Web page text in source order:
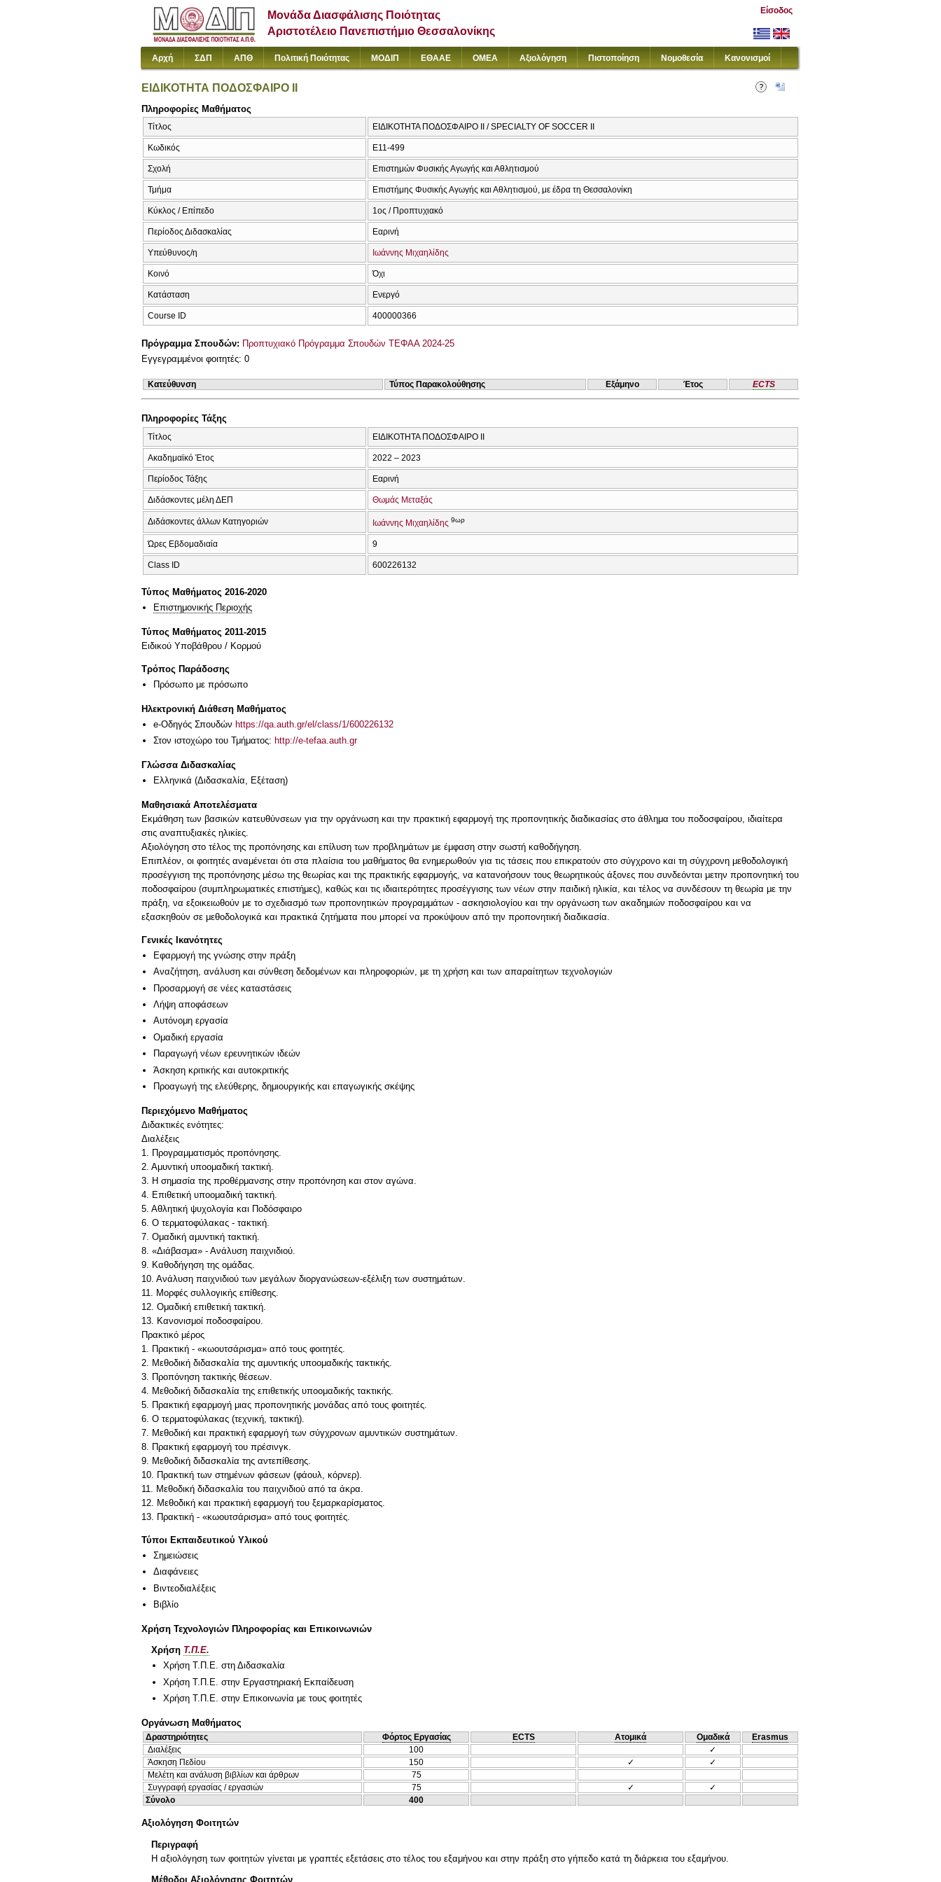
Μονάδα Διασφάλισης Ποιότητας
Αριστοτέλειο Πανεπιστήμιο Θεσσαλονίκης
Είσοδος
Αρχή ΣΔΠ ΑΠΘ Πολιτική Ποιότητας ΜΟΔΙΠ ΕΘΑΑΕ ΟΜΕΑ Αξιολόγηση Πιστοποίηση Νομοθεσία Κανονισμοί
ΕΙΔΙΚΟΤΗΤΑ ΠΟΔΟΣΦΑΙΡΟ ΙΙ
Πληροφορίες Μαθήματος
Τίτλος ΕΙΔΙΚΟΤΗΤΑ ΠΟΔΟΣΦΑΙΡΟ ΙΙ / SPECIALTY OF SOCCER II
Κωδικός E11-499
Σχολή Επιστημών Φυσικής Αγωγής και Αθλητισμού
Τμήμα Επιστήμης Φυσικής Αγωγής και Αθλητισμού, με έδρα τη Θεσσαλονίκη
Κύκλος / Επίπεδο 1ος / Προπτυχιακό
Περίοδος Διδασκαλίας Εαρινή
Υπεύθυνος/η Ιωάννης Μιχαηλίδης
Κοινό Όχι
Κατάσταση Ενεργό
Course ID 400000366
Πρόγραμμα Σπουδών: Προπτυχιακό Πρόγραμμα Σπουδών ΤΕΦΑΑ 2024-25
Εγγεγραμμένοι φοιτητές: 0
Κατεύθυνση Τύπος Παρακολούθησης Εξάμηνο Έτος ECTS
Πληροφορίες Τάξης
Τίτλος ΕΙΔΙΚΟΤΗΤΑ ΠΟΔΟΣΦΑΙΡΟ ΙΙ
Ακαδημαϊκό Έτος 2022 – 2023
Περίοδος Τάξης Εαρινή
Διδάσκοντες μέλη ΔΕΠ Θωμάς Μεταξάς
Διδάσκοντες άλλων Κατηγοριών Ιωάννης Μιχαηλίδης 9ωρ
Ώρες Εβδομαδιαία 9
Class ID 600226132
Τύπος Μαθήματος 2016-2020
Επιστημονικής Περιοχής
Τύπος Μαθήματος 2011-2015
Ειδικού Υποβάθρου / Κορμού
Τρόπος Παράδοσης
Πρόσωπο με πρόσωπο
Ηλεκτρονική Διάθεση Μαθήματος
e-Οδηγός Σπουδών https://qa.auth.gr/el/class/1/600226132
Στον ιστοχώρο του Τμήματος: http://e-tefaa.auth.gr
Γλώσσα Διδασκαλίας
Ελληνικά (Διδασκαλία, Εξέταση)
Μαθησιακά Αποτελέσματα
Εκμάθηση των βασικών κατευθύνσεων για την οργάνωση και την πρακτική εφαρμογή της προπονητικής διαδικασίας στο άθλημα του ποδοσφαίρου, ιδιαίτερα
στις αναπτυξιακές ηλικίες.
Αξιολόγηση στο τέλος της προπόνησης και επίλυση των προβλημάτων με έμφαση στην σωστή καθοδήγηση.
Επιπλέον, οι φοιτητές αναμένεται ότι στα πλαίσια του μαθήματος θα ενημερωθούν για τις τάσεις που επικρατούν στο σύγχρονο και τη σύγχρονη μεθοδολογική
προσέγγιση της προπόνησης μέσω της θεωρίας και της πρακτικής εφαρμογής, να κατανοήσουν τους θεωρητικούς άξονες που συνδεόνται μετην προπονητική του
ποδοσφαίρου (συμπληρωματικές επιστήμες), καθώς και τις ιδιαιτερότητες προσέγγισης των νέων στην παιδική ηλικία, και τέλος να συνδέσουν τη θεωρία με την
πράξη, να εξοικειωθούν με το σχεδιασμό των προπονητικών προγραμμάτων - ασκησιολογίου και την οργάνωση των ακαδημιών ποδοσφαίρου και να
εξασκηθούν σε μεθοδολογικά και πρακτικά ζητήματα που μπορεί να προκύψουν από την προπονητική διαδικασία.
Γενικές Ικανότητες
Εφαρμογή της γνώσης στην πράξη
Αναζήτηση, ανάλυση και σύνθεση δεδομένων και πληροφοριών, με τη χρήση και των απαραίτητων τεχνολογιών
Προσαρμογή σε νέες καταστάσεις
Λήψη αποφάσεων
Αυτόνομη εργασία
Ομαδική εργασία
Παραγωγή νέων ερευνητικών ιδεών
Άσκηση κριτικής και αυτοκριτικής
Προαγωγή της ελεύθερης, δημιουργικής και επαγωγικής σκέψης
Περιεχόμενο Μαθήματος
Διδακτικές ενότητες:
Διαλέξεις
1. Προγραμματισμός προπόνησης.
2. Αμυντική υποομαδική τακτική.
3. Η σημασία της προθέρμανσης στην προπόνηση και στον αγώνα.
4. Επιθετική υποομαδική τακτική.
5. Αθλητική ψυχολογία και Ποδόσφαιρο
6. Ο τερματοφύλακας - τακτική.
7. Ομαδική αμυντική τακτική.
8. «Διάβασμα» - Ανάλυση παιχνιδιού.
9. Καθοδήγηση της ομάδας.
10. Ανάλυση παιχνιδιού των μεγάλων διοργανώσεων-εξέλιξη των συστημάτων.
11. Μορφές συλλογικής επίθεσης.
12. Ομαδική επιθετική τακτική.
13. Κανονισμοί ποδοσφαίρου.
Πρακτικό μέρος
1. Πρακτική - «κωουτσάρισμα» από τους φοιτητές.
2. Μεθοδική διδασκαλία της αμυντικής υποομαδικής τακτικής.
3. Προπόνηση τακτικής θέσεων.
4. Μεθοδική διδασκαλία της επιθετικής υποομαδικής τακτικής.
5. Πρακτική εφαρμογή μιας προπονητικής μονάδας από τους φοιτητές.
6. Ο τερματοφύλακας (τεχνική, τακτική).
7. Μεθοδική και πρακτική εφαρμογή των σύγχρονων αμυντικών συστημάτων.
8. Πρακτική εφαρμογή του πρέσινγκ.
9. Μεθοδική διδασκαλία της αντεπίθεσης.
10. Πρακτική των στημένων φάσεων (φάουλ, κόρνερ).
11. Μεθοδική διδασκαλία του παιχνιδιού από τα άκρα.
12. Μεθοδική και πρακτική εφαρμογή του ξεμαρκαρίσματος.
13. Πρακτική - «κωουτσάρισμα» από τους φοιτητές.
Τύποι Εκπαιδευτικού Υλικού
Σημειώσεις
Διαφάνειες
Βιντεοδιαλέξεις
Βιβλίο
Χρήση Τεχνολογιών Πληροφορίας και Επικοινωνιών
Χρήση Τ.Π.Ε.
Χρήση Τ.Π.Ε. στη Διδασκαλία
Χρήση Τ.Π.Ε. στην Εργαστηριακή Εκπαίδευση
Χρήση Τ.Π.Ε. στην Επικοινωνία με τους φοιτητές
Οργάνωση Μαθήματος
Δραστηριότητες Φόρτος Εργασίας ECTS Ατομικά Ομαδικά
Erasmus
Διαλέξεις
100
✓
Άσκηση Πεδίου
150 ✓
✓
Μελέτη και ανάλυση βιβλίων και άρθρων
75
Συγγραφή εργασίας / εργασιών
75 ✓
✓
Σύνολο
400
Αξιολόγηση Φοιτητών
Περιγραφή
Η αξιολόγηση των φοιτητών γίνεται με γραπτές εξετάσεις στο τέλος του εξαμήνου και στην πράξη στο γήπεδο κατά τη διάρκεια του εξαμήνου.
Μέθοδοι Αξιολόγησης Φοιτητών